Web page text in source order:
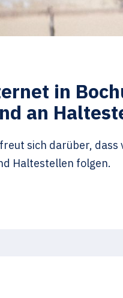
in
an
sich darüber,
Haltestellen folgen.